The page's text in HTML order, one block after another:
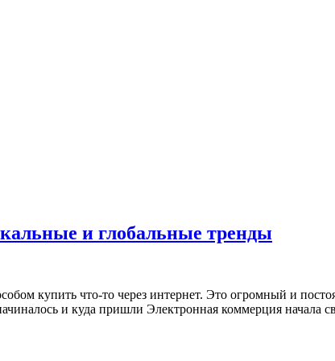
и глобальные тренды
купить что-то через интернет. Это огромный и
и куда пришли Электронная коммерция начала